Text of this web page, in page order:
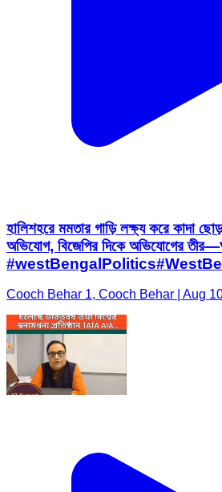
হালিশহরে মমতার গাড়ি লক্ষ্য করে কাদা
অভিযোগ, বিজেপির দিকে অভিযোগের
Cooch Behar 1, Cooch Behar | Aug